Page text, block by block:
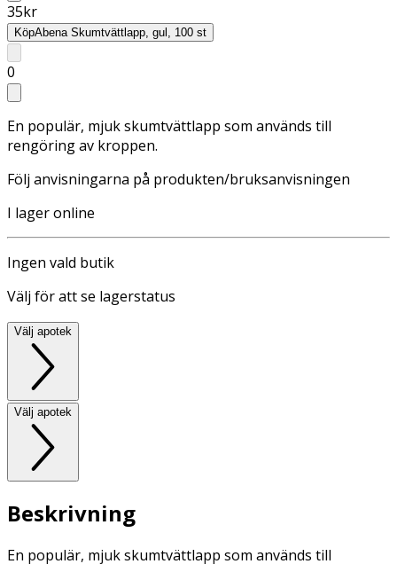
35kr
KöpAbena Skumtvättlapp, gul, 100 st
0
En populär, mjuk skumtvättlapp som används till
rengöring av kroppen.
Följ anvisningarna på produkten/bruksanvisningen
I lager online
Ingen vald butik
Välj för att se lagerstatus
Välj apotek
Välj apotek
Beskrivning
En populär, mjuk skumtvättlapp som används till